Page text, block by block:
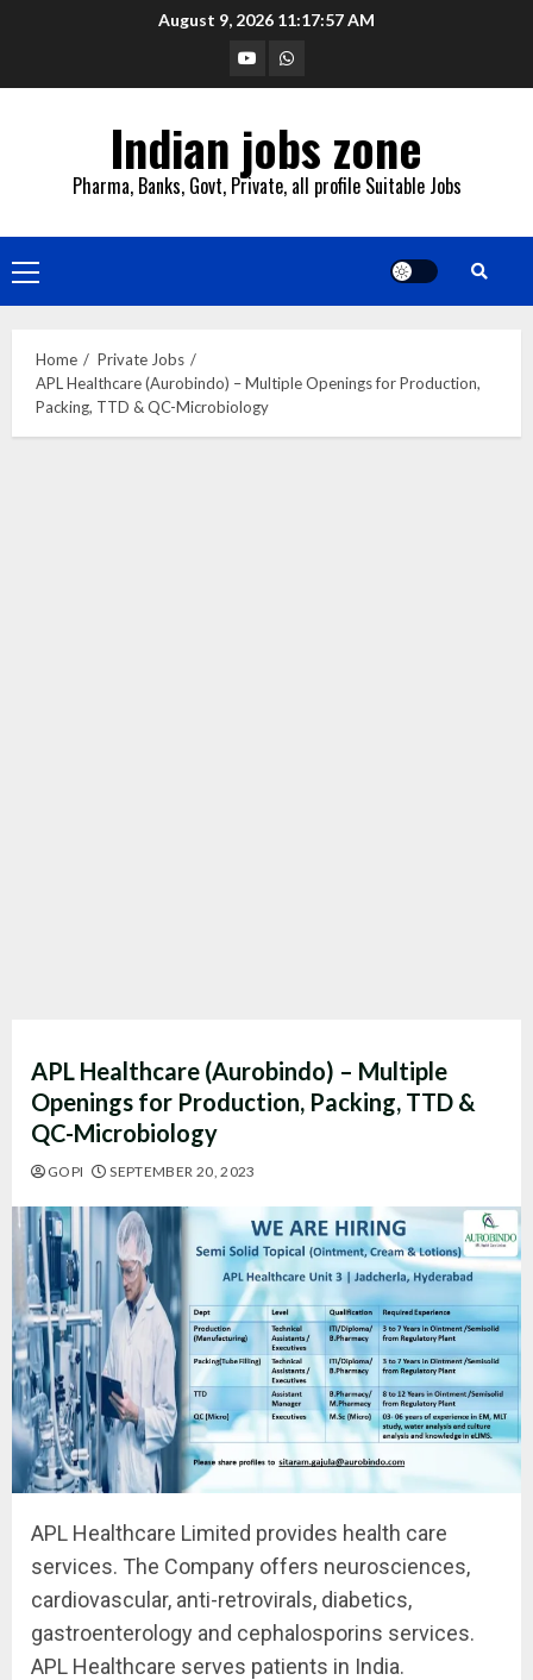
August 9, 2026 11:17:58 AM
YouTubeWhatsapp
Indian jobs zone
Pharma, Banks, Govt, Private, all profile Suitable Jobs
Primary
Menu
Home
Private Jobs
APL Healthcare (Aurobindo) – Multiple Openings for Production,
Packing, TTD & QC-Microbiology
APL Healthcare (Aurobindo) – Multiple
Openings for Production, Packing, TTD &
QC-Microbiology
GOPI SEPTEMBER 20, 2023
APL Healthcare Limited provides health care
services. The Company offers neurosciences,
cardiovascular, anti-retrovirals, diabetics,
gastroenterology and cephalosporins services.
APL Healthcare serves patients in India.